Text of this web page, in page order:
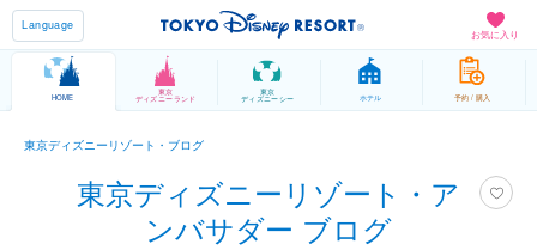
お気に入り
Language
HOME
東京
ディズニーランド
東京
ディズニーシー ホテル 予約 / 購入
東京ディズニーリゾート・ブログ
東京ディズニーリゾート・ア
ンバサダー ブログ